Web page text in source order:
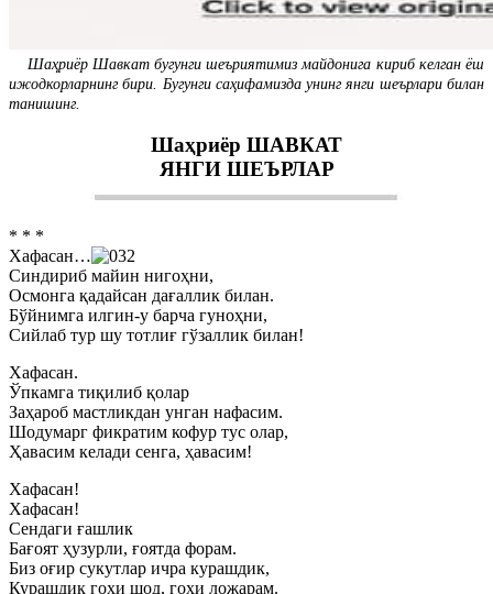
Шаҳриёр Шавкат бугунги шеъриятимиз майдонига кириб келган ёш
ижодкорларнинг бири. Бугунги саҳифамизда унинг янги шеърлари билан
танишинг.
Шаҳриёр ШАВКАТ
ЯНГИ ШЕЪРЛАР
* * *
Хафасан…
Синдириб майин нигоҳни,
Осмонга қадайсан дағаллик билан.
Бўйнимга илгин-у барча гуноҳни,
Сийлаб тур шу тотлиғ гўзаллик билан!
Хафасан.
Ўпкамга тиқилиб қолар
Заҳароб мастликдан унган нафасим.
Шодумарг фикратим кофур тус олар,
Ҳавасим келади сенга, ҳавасим!
Хафасан!
Хафасан!
Сендаги ғашлик
Бағоят ҳузурли, ғоятда форам.
Биз оғир сукутлар ичра курашдик,
Курашдик гоҳи шод, гоҳи ложарам.